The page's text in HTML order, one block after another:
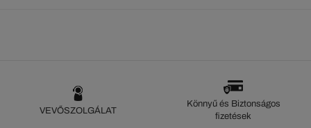
VEVŐSZOLGÁLAT
Könnyű és Biztonságos
fizetések